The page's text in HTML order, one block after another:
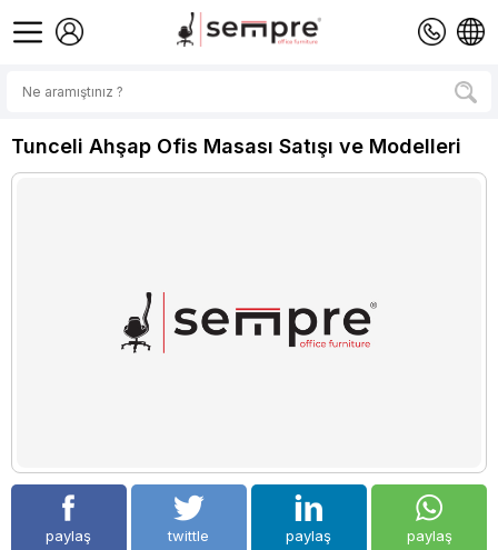
Tunceli Ahşap Ofis Masası Satışı ve Modelleri
paylaş twittle paylaş paylaş